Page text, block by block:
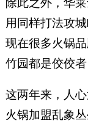
用同样打法攻
现在很多火锅
竹园都是佼佼者
这两年来，人
火锅加盟乱象